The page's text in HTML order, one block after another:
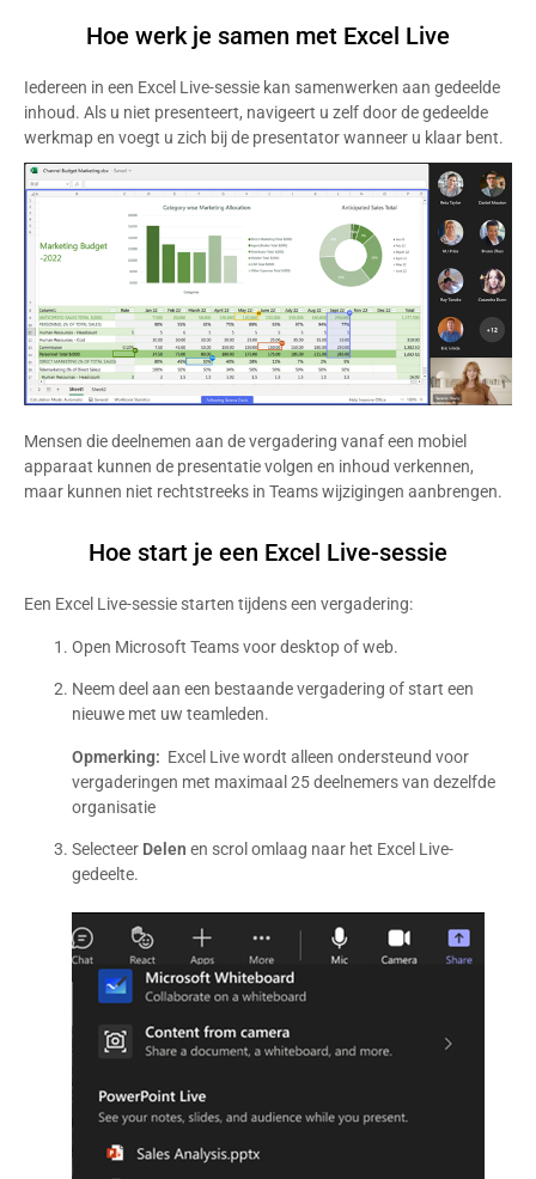
Hoe werk je samen met Excel Live
Iedereen in een Excel Live-sessie kan samenwerken aan gedeelde
inhoud. Als u niet presenteert, navigeert u zelf door de gedeelde
werkmap en voegt u zich bij de presentator wanneer u klaar bent.
Mensen die deelnemen aan de vergadering vanaf een mobiel
apparaat kunnen de presentatie volgen en inhoud verkennen,
maar kunnen niet rechtstreeks in Teams wijzigingen aanbrengen.
Hoe start je een Excel Live-sessie
Een Excel Live-sessie starten tijdens een vergadering:
Open Microsoft Teams voor desktop of web.
Neem deel aan een bestaande vergadering of start een
nieuwe met uw teamleden.
Opmerking: Excel Live wordt alleen ondersteund voor
vergaderingen met maximaal 25 deelnemers van dezelfde
organisatie
Selecteer Delen en scrol omlaag naar het Excel Live-
gedeelte.